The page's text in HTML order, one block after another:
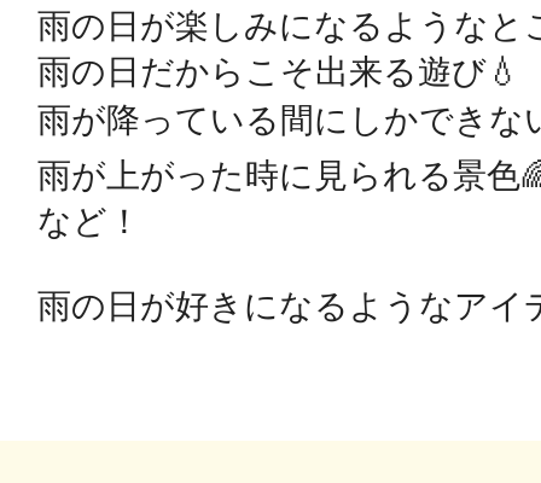
雨の日が楽しみになるようなと
雨の日だからこそ出来る遊び💧
雨が降っている間にしかでき
雨が上がった時に見られる景色
など！
雨の日が好きになるようなアイ
生駒